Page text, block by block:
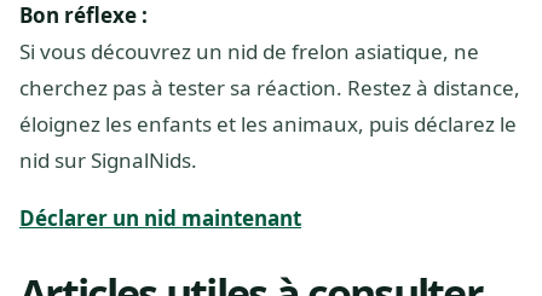
Bon réflexe :
Si vous découvrez un nid de frelon asiatique, ne
cherchez pas à tester sa réaction. Restez à distance,
éloignez les enfants et les animaux, puis déclarez le
nid sur SignalNids.
Déclarer un nid maintenant